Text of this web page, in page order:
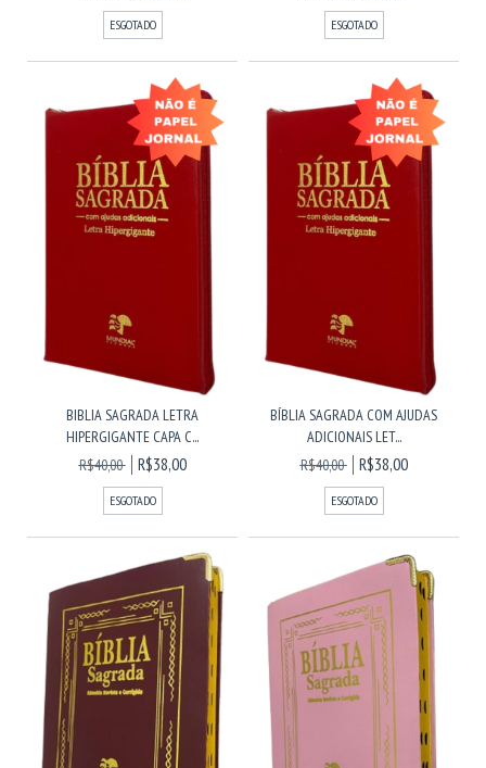
ESGOTADO ESGOTADO
BIBLIA SAGRADA LETRA
HIPERGIGANTE CAPA C...
R$40,00
R$38,00
ESGOTADO
BÍBLIA SAGRADA COM AJUDAS
ADICIONAIS LET...
R$40,00
R$38,00
ESGOTADO